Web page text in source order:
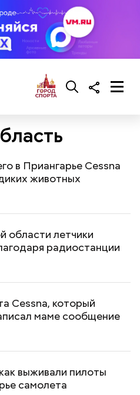
в Приангарье Cessna
животных
области летчики
радиостанции
Cessna, который
маме сообщение
выживали пилоты
самолета